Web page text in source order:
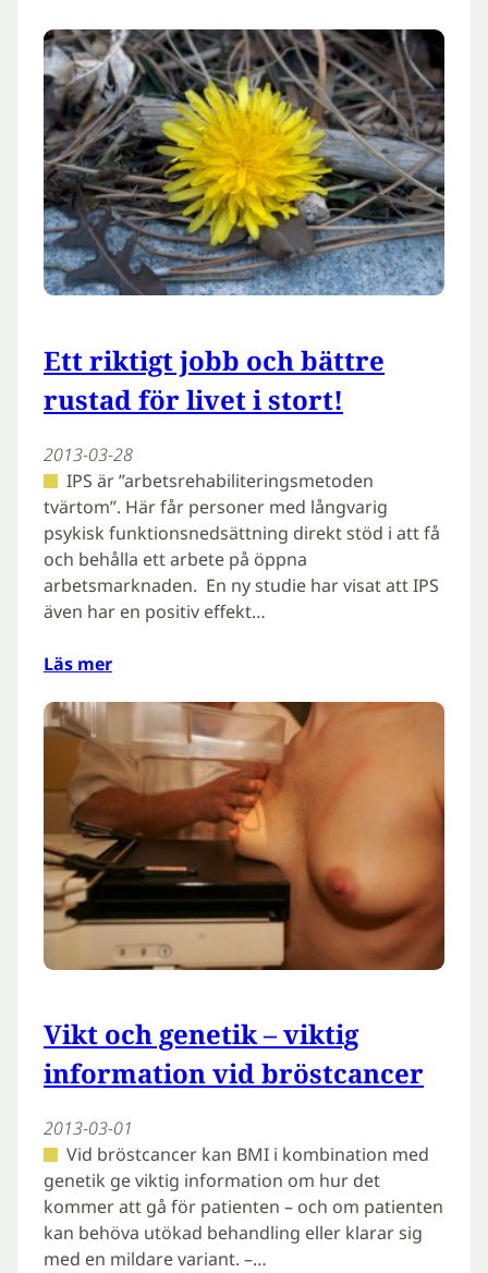
Ett riktigt jobb och bättre
rustad för livet i stort!
2013-03-28
IPS är ”arbetsrehabiliteringsmetoden
tvärtom”. Här får personer med långvarig
psykisk funktionsnedsättning direkt stöd i att få
och behålla ett arbete på öppna
arbetsmarknaden. En ny studie har visat att IPS
även har en positiv effekt…
Läs mer
Vikt och genetik – viktig
information vid bröstcancer
2013-03-01
Vid bröstcancer kan BMI i kombination med
genetik ge viktig information om hur det
kommer att gå för patienten – och om patienten
kan behöva utökad behandling eller klarar sig
med en mildare variant. –…